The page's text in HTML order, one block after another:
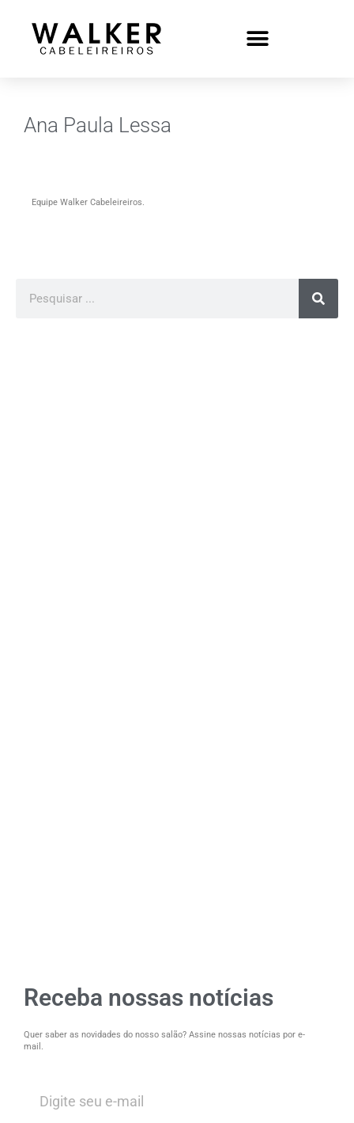
Ana Paula Lessa
Equipe Walker Cabeleireiros.
Receba nossas notícias
Quer saber as novidades do nosso salão? Assine nossas notícias por e-
mail.